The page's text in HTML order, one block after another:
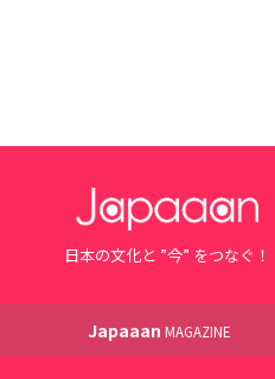
日本の文化と ”今” をつなぐ！
Japaaan MAGAZINE